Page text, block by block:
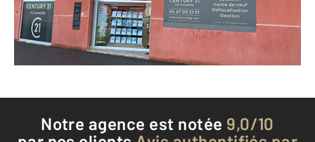
Envoyer un message
Téléphoner à l'agence
Notre agence est notée 9,0/10